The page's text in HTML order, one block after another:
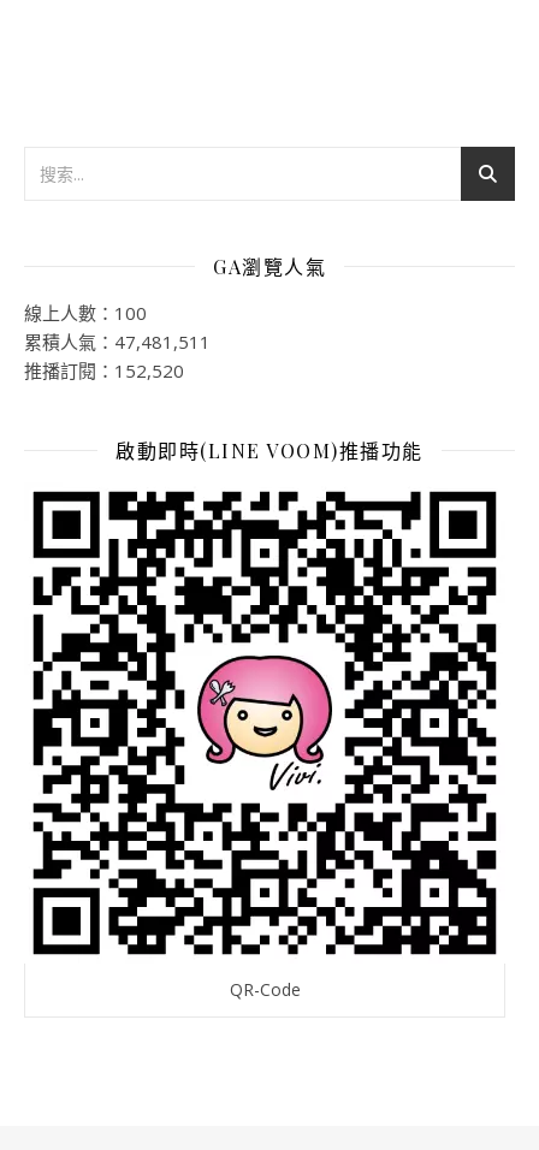
GA瀏覽人氣
線上人數：100
累積人氣：47,481,511
推播訂閱：152,520
啟動即時(LINE VOOM)推播功能
QR-Code